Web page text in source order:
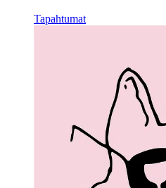
Tapahtumat